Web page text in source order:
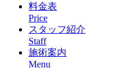
料金表
Price
スタッフ紹介
Staff
施術案内
Menu